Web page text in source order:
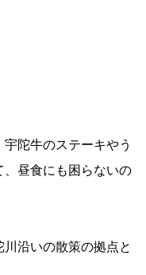
陀牛のステーキやう
、昼食にも困らないの
沿いの散策の拠点と